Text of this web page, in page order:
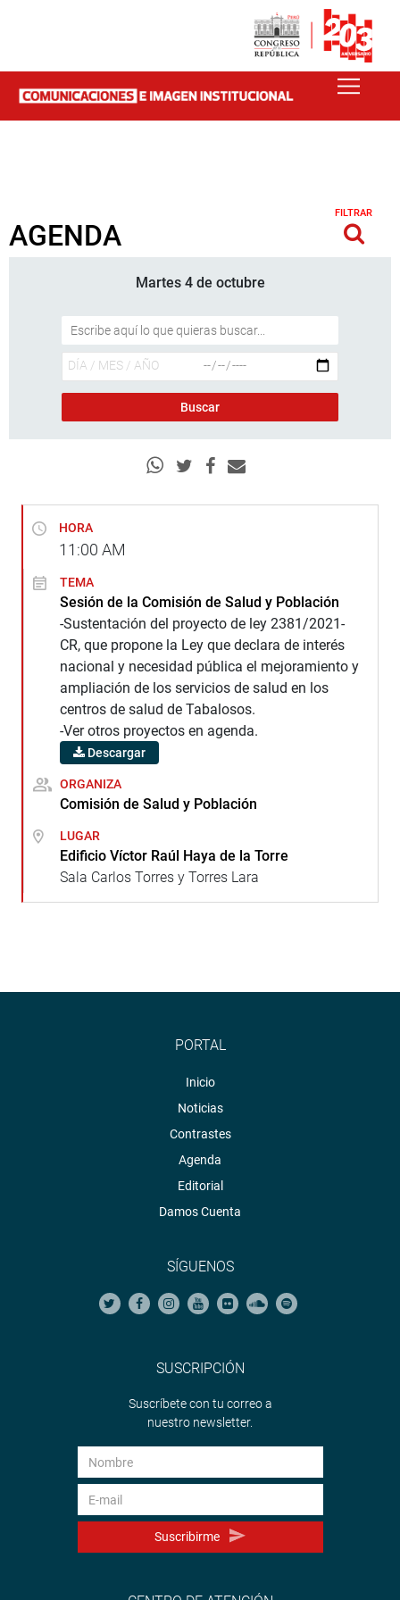
AGENDA
FILTRAR
Martes 4 de octubre
HORA
11:00 AM
TEMA
Sesión de la Comisión de Salud y Población
-Sustentación del proyecto de ley 2381/2021-
CR, que propone la Ley que declara de interés
nacional y necesidad pública el mejoramiento y
ampliación de los servicios de salud en los
centros de salud de Tabalosos.
-Ver otros proyectos en agenda.
Descargar
ORGANIZA
Comisión de Salud y Población
LUGAR
Edificio Víctor Raúl Haya de la Torre
Sala Carlos Torres y Torres Lara
PORTAL
Inicio
Noticias
Contrastes
Agenda
Editorial
Damos Cuenta
SÍGUENOS
SUSCRIPCIÓN
Suscríbete con tu correo a
nuestro newsletter.
Suscribirme